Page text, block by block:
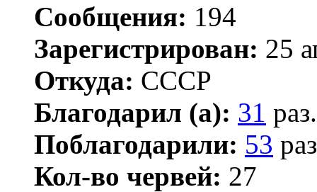
Сообщения: 194
Зарегистрирован: 25
Откуда: CCCP
Благодарил (а): 31 раз.
Поблагодарили: 53
Кол-во червей: 27